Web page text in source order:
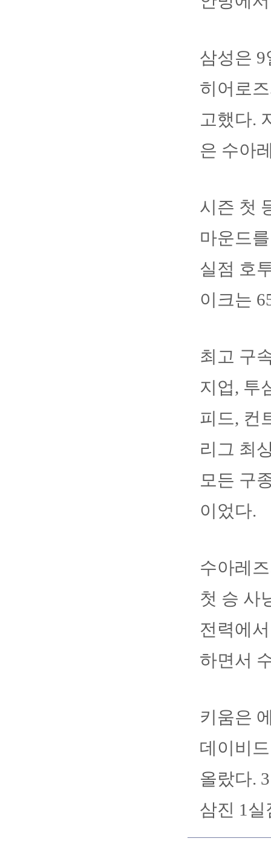
삼성은
히어로
고했다.
은 수아
시즌 첫
마운드
실점 호
이크는
최고 구
지업, 투
피드, 컨
리그 최
모든 구
이었다.
수아레
첫 승 사
전력에
하면서
키움은
데이비
올랐다.
삼진 1